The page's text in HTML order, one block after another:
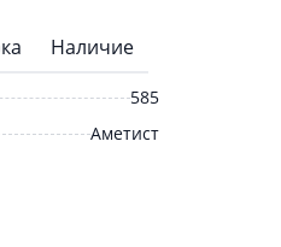
Наличие
585
Аметист